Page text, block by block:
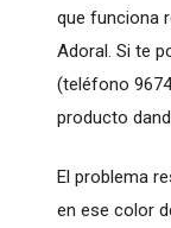
que funciona
Adoral. Si te
(teléfono
producto
El problema
en ese color